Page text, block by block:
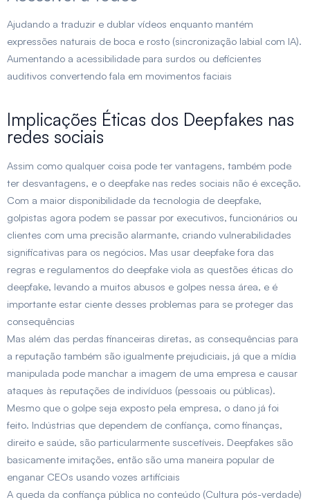
Ajudando a traduzir e dublar vídeos enquanto mantém
expressões naturais de boca e rosto (sincronização labial com IA).
Aumentando a acessibilidade para surdos ou deficientes
auditivos convertendo fala em movimentos faciais
Implicações Éticas dos Deepfakes nas
redes sociais
Assim como qualquer coisa pode ter vantagens, também pode
ter desvantagens, e o deepfake nas redes sociais não é exceção.
Com a maior disponibilidade da tecnologia de deepfake,
golpistas agora podem se passar por executivos, funcionários ou
clientes com uma precisão alarmante, criando vulnerabilidades
significativas para os negócios. Mas usar deepfake fora das
regras e regulamentos do deepfake viola as questões éticas do
deepfake, levando a muitos abusos e golpes nessa área, e é
importante estar ciente desses problemas para se proteger das
consequências
Mas além das perdas financeiras diretas, as consequências para
a reputação também são igualmente prejudiciais, já que a mídia
manipulada pode manchar a imagem de uma empresa e causar
ataques às reputações de indivíduos (pessoais ou públicas).
Mesmo que o golpe seja exposto pela empresa, o dano já foi
feito. Indústrias que dependem de confiança, como finanças,
direito e saúde, são particularmente suscetíveis. Deepfakes são
basicamente imitações, então são uma maneira popular de
enganar CEOs usando vozes artificiais
A queda da confiança pública no conteúdo (Cultura pós-verdade)